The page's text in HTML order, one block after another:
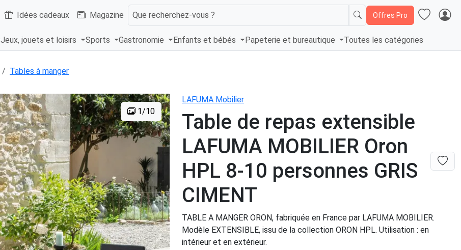
Idées cadeaux Magazine Que recherchez-vous ? Offres Pro
Jeux, jouets et loisirs Sports Gastronomie Enfants et bébés Papeterie et bureautique Toutes les catégories
Tables à manger
1/10
LAFUMA Mobilier
Table de repas extensible
LAFUMA MOBILIER Oron
HPL 8-10 personnes GRIS
CIMENT
TABLE A MANGER ORON, fabriquée en France par LAFUMA MOBILIER.
Modèle EXTENSIBLE, issu de la collection ORON HPL. Utilisation : en
intérieur et en extérieur.